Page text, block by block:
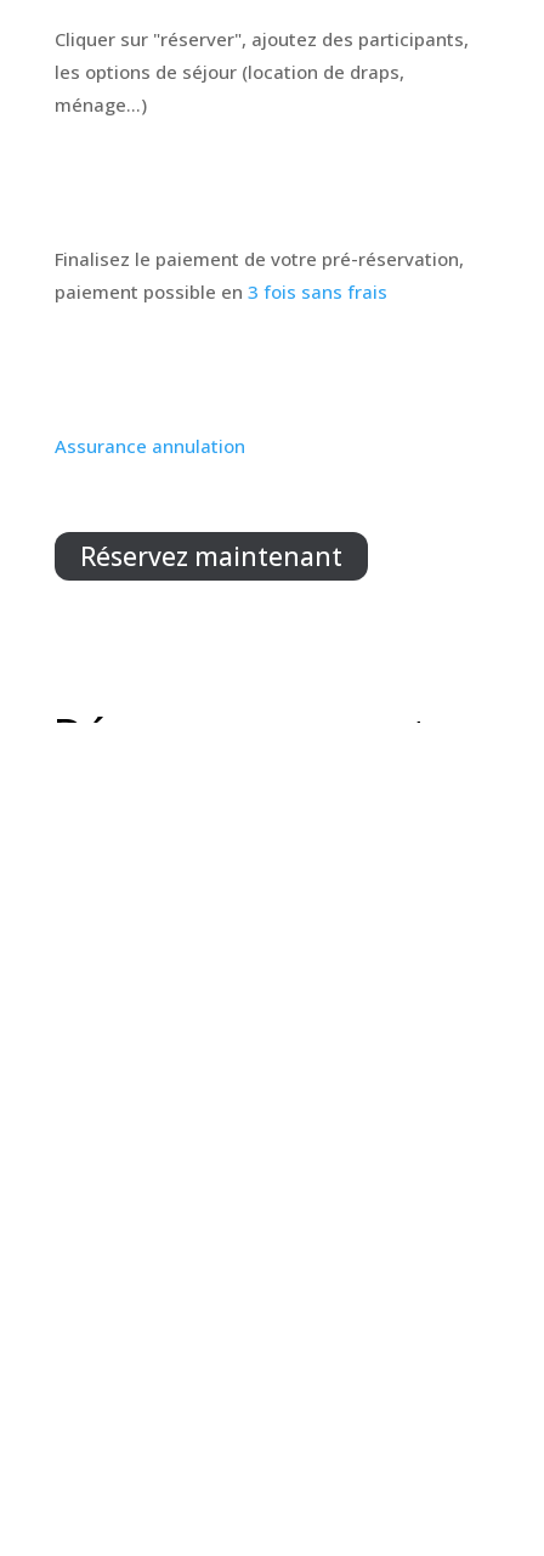
Cliquer sur "réserver", ajoutez des participants,
les options de séjour (location de draps,
ménage...)
Finalisez le paiement de votre pré-réservation,
paiement possible en 3 fois sans frais
Assurance annulation
Réservez maintenant
Découvrez nos autres